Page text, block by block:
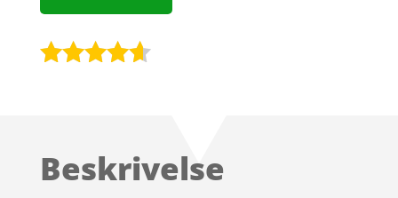
på
Beskrivelse